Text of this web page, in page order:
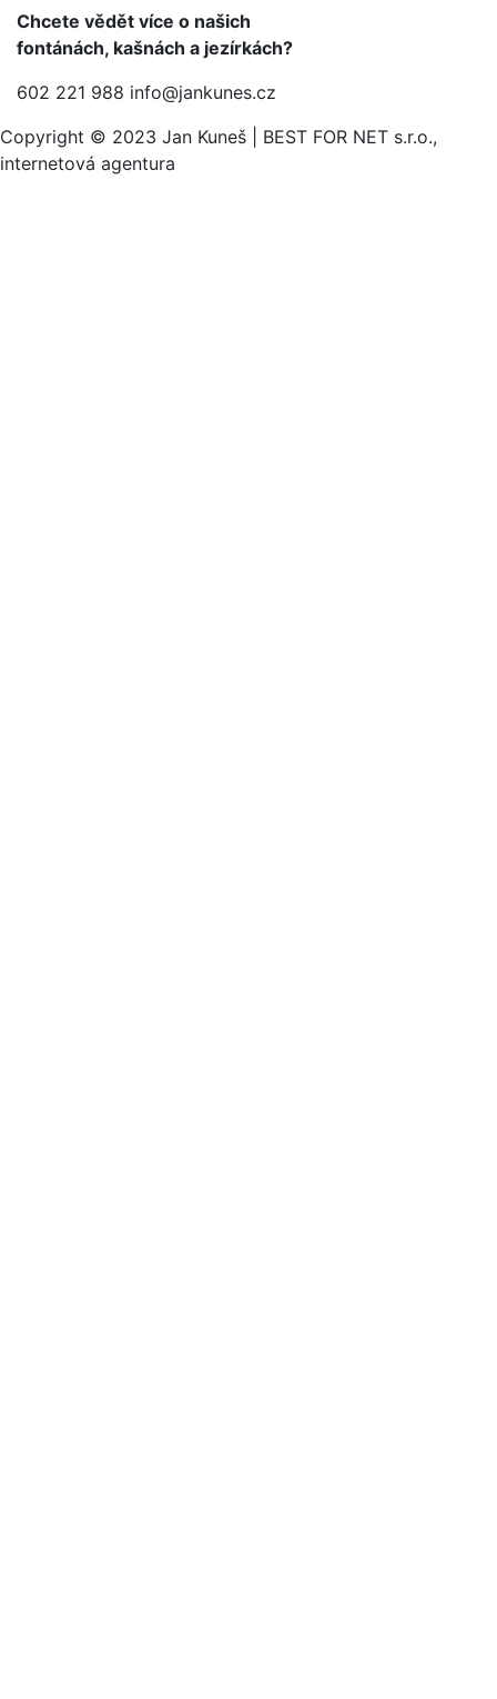
Chcete vědět více o našich
fontánách, kašnách a jezírkách?
602 221 988 info@jankunes.cz
Copyright © 2023 Jan Kuneš | BEST FOR NET s.r.o.,
internetová agentura